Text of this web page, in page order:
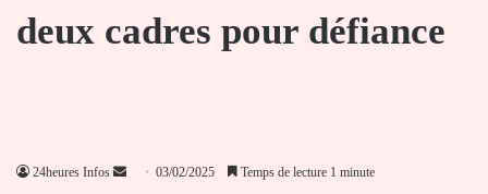
deux cadres pour défiance
24heures Infos
Envoyer03/02/2025 Temps de lecture 1 minute